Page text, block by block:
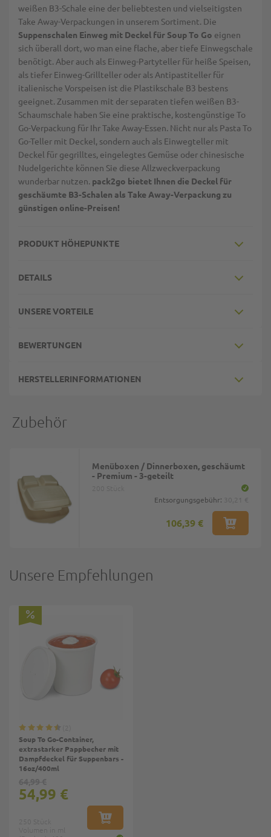
weißen B3-Schale eine der beliebtesten und vielseitigsten
Take Away-Verpackungen in unserem Sortiment. Die
Suppenschalen Einweg mit Deckel für Soup To Go eignen
sich überall dort, wo man eine flache, aber tiefe Einwegschale
benötigt. Aber auch als Einweg-Partyteller für heiße Speisen,
als tiefer Einweg-Grillteller oder als Antipastiteller für
italienische Vorspeisen ist die Plastikschale B3 bestens
geeignet. Zusammen mit der separaten tiefen weißen B3-
Schaumschale haben Sie eine praktische, kostengünstige To
Go-Verpackung für Ihr Take Away-Essen. Nicht nur als Pasta To
Go-Teller mit Deckel, sondern auch als Einwegteller mit
Deckel für gegrilltes, eingelegtes Gemüse oder chinesische
Nudelgerichte können Sie diese Allzweckverpackung
wunderbar nutzen. pack2go bietet Ihnen die Deckel für
geschäumte B3-Schalen als Take Away-Verpackung zu
günstigen online-Preisen!
PRODUKT HÖHEPUNKTE
DETAILS
UNSERE VORTEILE
BEWERTUNGEN
HERSTELLERINFORMATIONEN
Zubehör
Menüboxen / Dinnerboxen, geschäumt
- Premium - 3-geteilt
Entsorgungsgebühr:
106,39 €
Unsere Empfehlungen
Soup To Go-Container,
extrastarker Pappbecher mit
Dampfdeckel für Suppenbars -
16oz/400ml
IN DEN WARENKORB
54,99 €